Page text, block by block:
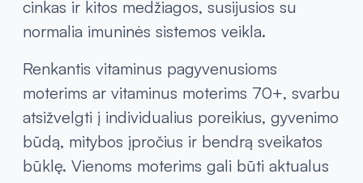
Ne mažiau svarbus ir imuninės sistemos
palaikymas. Dėl šios priežasties vyresnio
amžiaus moterų mityboje dažnai
akcentuojami vitaminas C, vitaminas D,
cinkas ir kitos medžiagos, susijusios su
normalia imuninės sistemos veikla.
Renkantis vitaminus pagyvenusioms